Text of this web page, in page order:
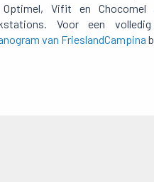
Vifit en
Voor een
van FrieslandCampina